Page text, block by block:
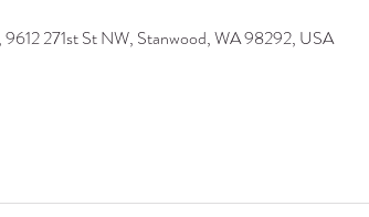
271st St NW, Stanwood, WA 98292, USA